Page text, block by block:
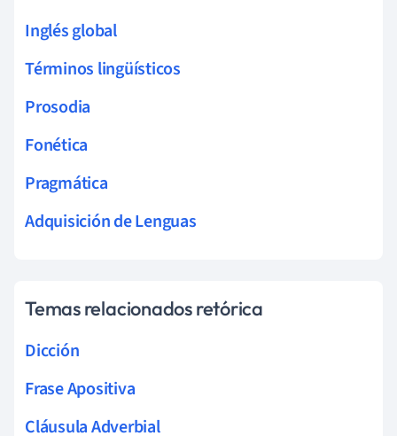
Inglés global
Términos lingüísticos
Prosodia
Fonética
Pragmática
Adquisición de Lenguas
Temas relacionados retórica
Dicción
Frase Apositiva
Cláusula Adverbial